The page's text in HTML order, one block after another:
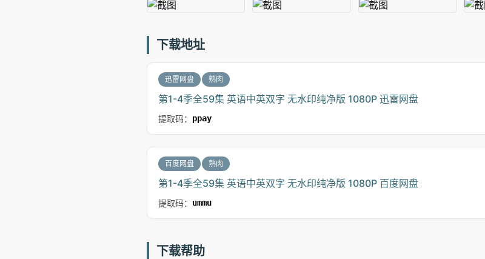
下载地址
迅雷网盘 熟肉
第1-4季全59集 英语中英双字 无水印纯净版 1080P 迅雷网盘
提取码： ppay
百度网盘 熟肉
第1-4季全59集 英语中英双字 无水印纯净版 1080P 百度网盘
提取码： ummu
下载帮助